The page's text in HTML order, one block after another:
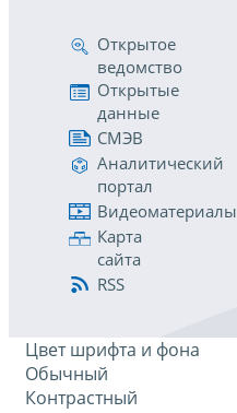
Открытое
ведомство
Открытые
данные
СМЭВ
Аналитический
портал
Видеоматериалы
Карта
сайта
RSS
Цвет шрифта и фона
Обычный
Контрастный